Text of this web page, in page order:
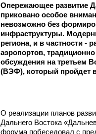
Опережающее развитие
приковано особое
невозможно без
инфраструктуры.
региона, и в частности -
аэропортов,
обсуждения на третьем
(ВЭФ), который пройдет
О реализации планов
Дальнего Востока
форума побеседовал с